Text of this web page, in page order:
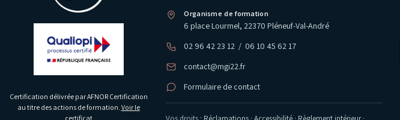
Certification délivrée par AFNOR Certification
au titre des actions de formation. Voir le
certificat
Organisme de formation
6 place Lourmel, 22370 Pléneuf-Val-André
02 96 42 23 12 / 06 10 45 62 17
contact@mgi22.fr
Formulaire de contact